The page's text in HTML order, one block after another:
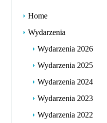
Home
Wydarzenia
Wydarzenia 2026
Wydarzenia 2025
Wydarzenia 2024
Wydarzenia 2023
Wydarzenia 2022